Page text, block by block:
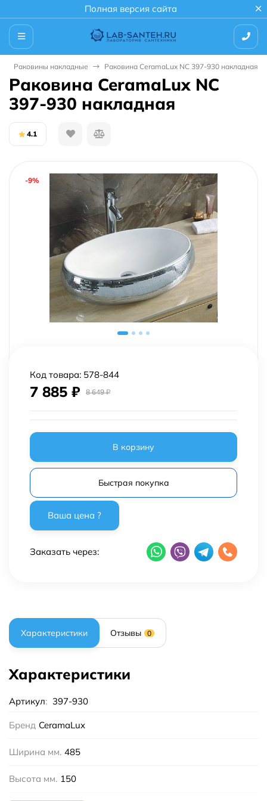
Полная версия сайта
Раковины накладные Раковина CeramaLux NC 397-930 накладная
Раковина CeramaLux NC
397-930 накладная
4.1
-9%
Код товара: 578-844
7 885 ₽ 8 649₽
В корзину
Быстрая покупка
Заказать через:
Характеристики Отзывы 0
Характеристики
Артикул: 397-930
Бренд CeramaLux
Ширина мм. 485
Высота мм. 150